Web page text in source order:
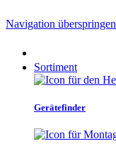
Navigation überspringen
Sortiment
Gerätefinder